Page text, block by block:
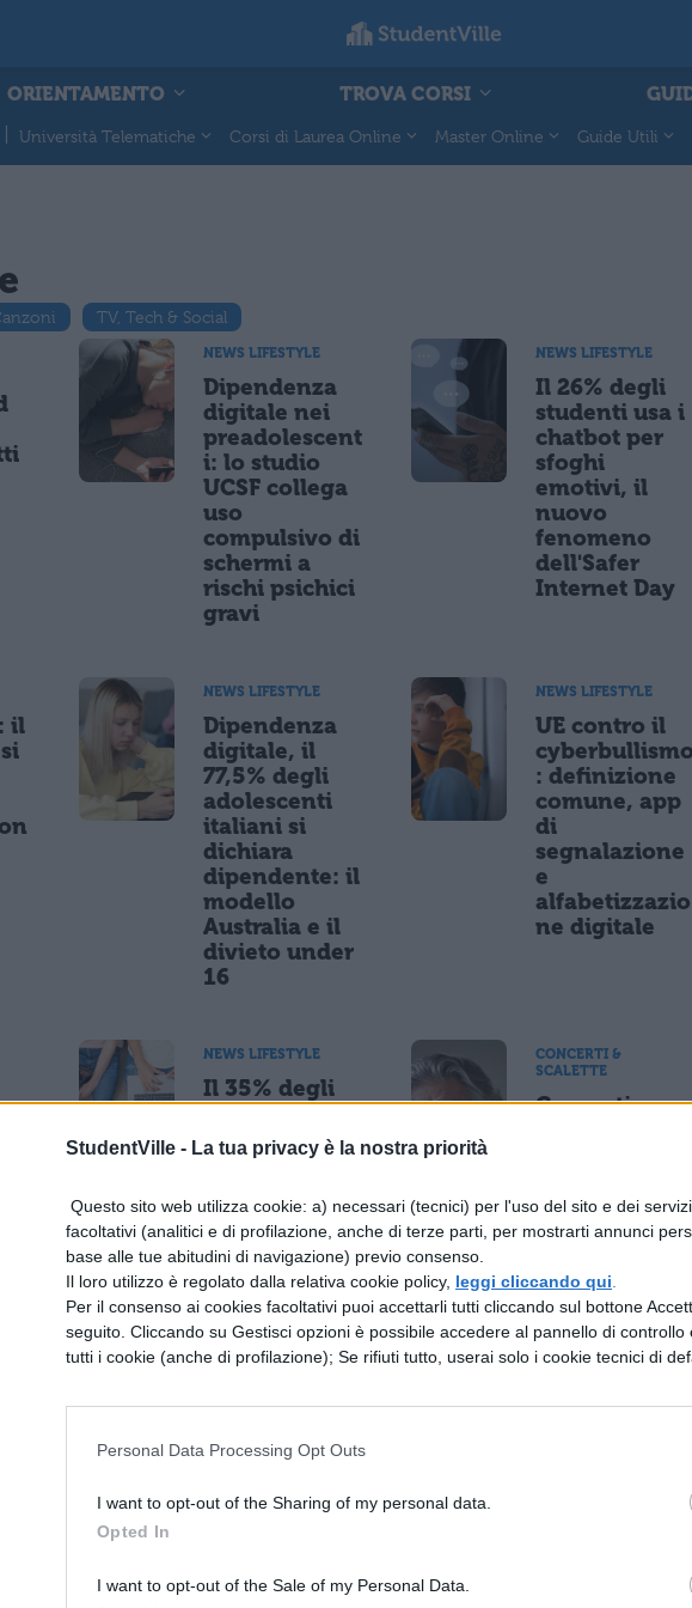
StudentVille - La tua privacy è la nostra priorità
Questo sito web utilizza cookie: a) necessari (tecnici) per l'uso del sito e dei
facoltativi (analitici e di profilazione, anche di terze parti, per mostrarti annunci
base alle tue abitudini di navigazione) previo consenso.
Il loro utilizzo è regolato dalla relativa cookie policy, leggi cliccando qui
Per il consenso ai cookies facoltativi puoi accettarli tutti cliccando sul bottone
seguito. Cliccando su Gestisci opzioni è possibile accedere al pannello di controllo
tutti i cookie (anche di profilazione); Se rifiuti tutto, userai solo i cookie tecnici di
Personal Data Processing Opt Outs
I want to opt-out of the Sharing of my personal data.
Opted In
I want to opt-out of the Sale of my Personal Data.
ORIENTAMENTO TROVA CORSI
Università Telematiche Corsi di Laurea Online Master Online Guide Utili
TV, Tech & Social
NEWS LIFESTYLE
Dipendenza
digitale nei
preadolescent
i: lo studio
UCSF collega
uso
compulsivo di
schermi a
rischi psichici
gravi
NEWS LIFESTYLE
Il 26% degli
studenti usa i
chatbot per
sfoghi
emotivi, il
nuovo
fenomeno
dell'Safer
Internet Day
il
NEWS LIFESTYLE
Dipendenza
digitale, il
77,5% degli
adolescenti
italiani si
dichiara
dipendente: il
modello
Australia e il
divieto under
16
NEWS LIFESTYLE
UE contro il
: definizione
comune, app
di
segnalazione
e
alfabetizzazio
ne digitale
NEWS LIFESTYLE
Il 35% degli
italiani usa
ChatGPT: i
Telefono
Azzurro sui
rischi per la
salute mentale
CONCERTI &
SCALETTE
Concerti
nuovo tour
"La notte di
il
NEWS LIFESTYLE
Milano-
la cerimonia
San Siro:
Mariah Carey
CONCERTI &
scaletta di